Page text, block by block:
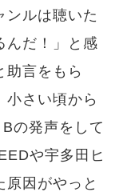
ンルは聴いた
んだ！」と感
助言をもら
小さい頃から
の発声をして
や宇多田ヒ
原因がやっと